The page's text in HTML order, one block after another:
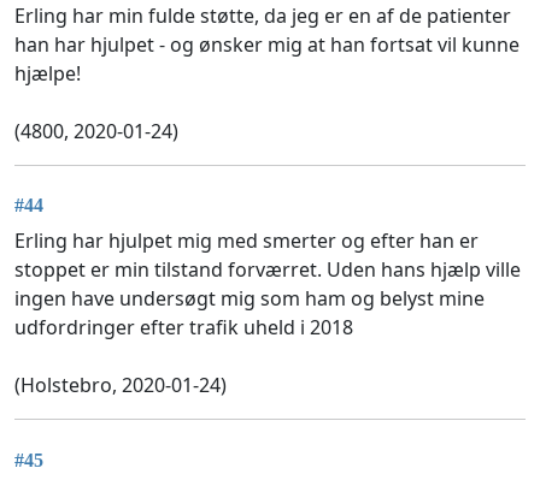
Erling har min fulde støtte, da jeg er en af de patienter
han har hjulpet - og ønsker mig at han fortsat vil kunne
hjælpe!
(4800, 2020-01-24)
#44
Erling har hjulpet mig med smerter og efter han er
stoppet er min tilstand forværret. Uden hans hjælp ville
ingen have undersøgt mig som ham og belyst mine
udfordringer efter trafik uheld i 2018
(Holstebro, 2020-01-24)
#45